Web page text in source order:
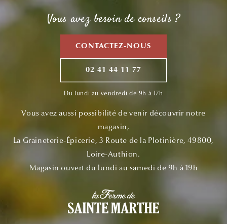
Vous avez besoin de conseils ?
CONTACTEZ-NOUS
02 41 44 11 77
Du lundi au vendredi de 9h à 17h
Vous avez aussi possibilité de venir découvrir notre
magasin,
La Graineterie-Épicerie, 3 Route de la Plotinière, 49800,
Loire-Authion.
Magasin ouvert du lundi au samedi de 9h à 19h